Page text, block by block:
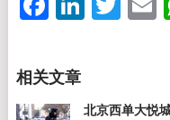
北京西单大悦